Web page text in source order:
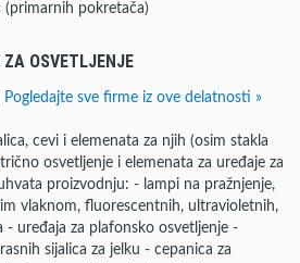
pokretača)
ZA OSVETLJENJE
Pogledajte sve firme iz ove delatnosti »
cevi i elemenata za njih (osim stakla
osvetljenje i elemenata za uređaje za
proizvodnju: - lampi na pražnjenje,
vlaknom, fluorescentnih, ultravioletnih,
- uređaja za plafonsko osvetljenje -
sijalica za jelku - cepanica za